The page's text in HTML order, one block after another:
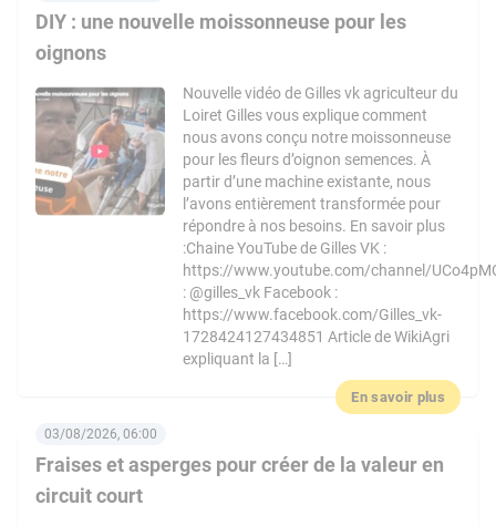
DIY : une nouvelle moissonneuse pour les
oignons
Nouvelle vidéo de Gilles vk agriculteur du
Loiret Gilles vous explique comment
nous avons conçu notre moissonneuse
pour les fleurs d’oignon semences. À
partir d’une machine existante, nous
l’avons entièrement transformée pour
répondre à nos besoins. En savoir plus
:Chaine YouTube de Gilles VK :
https://www.youtube.com/channel/
: @gilles_vk Facebook :
https://www.facebook.com/Gilles_vk-
1728424127434851 Article de WikiAgri
expliquant la […]
En savoir plus
Fraises et asperges pour créer de la valeur en
circuit court
03/08/2026, 06:00